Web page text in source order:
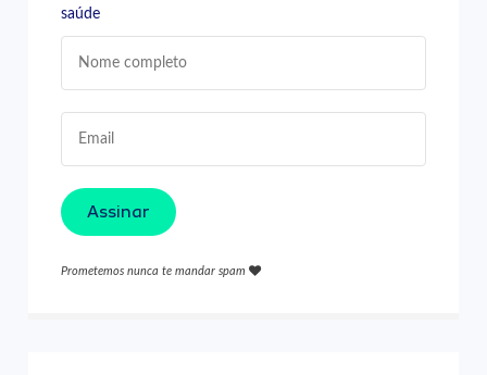
saúde
Assinar
Prometemos nunca te mandar spam